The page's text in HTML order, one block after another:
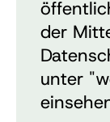
der
unter